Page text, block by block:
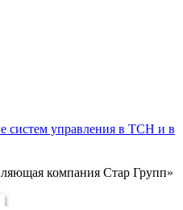
систем управления в ТСН и в
компания Стар Групп»